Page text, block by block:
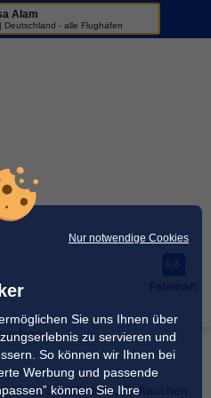
Nur notwendige Cookies
Sie uns Ihnen über
zu servieren und
So können wir Ihnen bei
Werbung und passende
können Sie Ihre
Alam
Deutschland - alle Flughäfen
Haie, Schildkröten, Tieftauchen